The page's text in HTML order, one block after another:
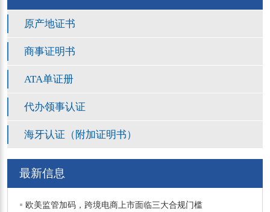
原产地证书
商事证明书
ATA单证册
代办领事认证
海牙认证（附加证明书）
最新信息
欧美监管加码，跨境电商上市面临三大合规门槛